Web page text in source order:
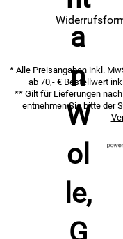
* Alle Preisangaben inkl.
ab 70,- € Bestellwert
** Gilt für Lieferungen
entnehmen Sie bitte der